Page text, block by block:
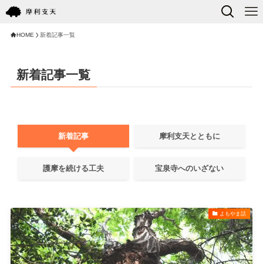
HOME 新着記事一覧
新着記事一覧
新着記事 摩利支天とともに
護摩を続ける工夫 宝泉寺へのいざない
よもやま話